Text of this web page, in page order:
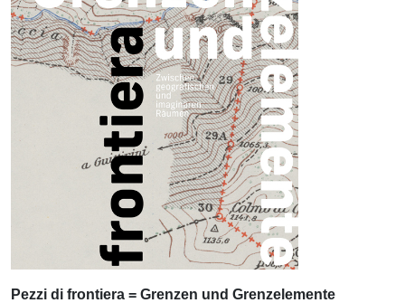
Pezzi di frontiera = Grenzen und Grenzelemente